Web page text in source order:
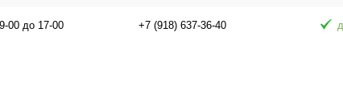
00 до 17-00 +7 (918) 637-36-40